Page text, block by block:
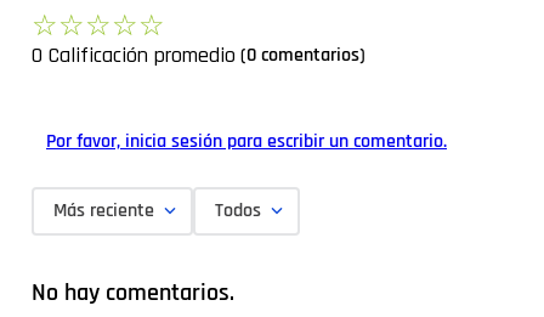
☆☆☆☆☆
0 Calificación promedio (0 comentarios)
Por favor, inicia sesión para escribir un comentario.
Más reciente Todos
No hay comentarios.